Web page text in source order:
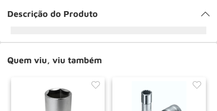
Descrição do Produto
Quem viu, viu também